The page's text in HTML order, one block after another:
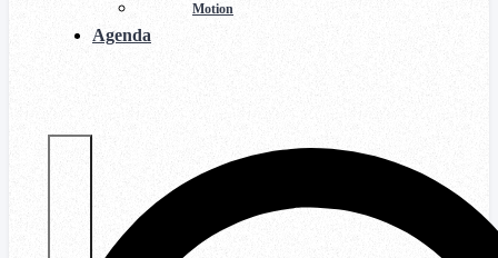
Motion
Agenda